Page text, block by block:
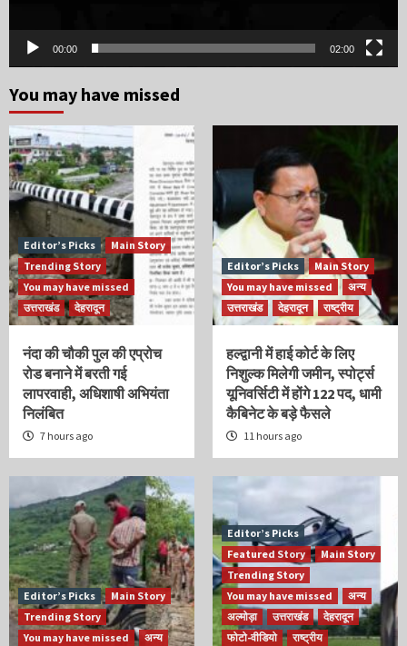
00:00 02:00
You may have missed
Editor’s Picks
Main Story
Trending Story
You may have missed
उत्तराखंड
देहरादून
नंदा की चौकी पुल की एप्रोच
रोड बनाने में बरती गई
लापरवाही, अधिशाषी अभियंता
निलंबित
7 hours ago
Editor’s Picks
Main Story
You may have missed
अन्य
उत्तराखंड
देहरादून राष्ट्रीय
हल्द्वानी में हाई कोर्ट के लिए
निशुल्क मिलेगी जमीन, स्पोर्ट्स
यूनिवर्सिटी में होंगे 122 पद, धामी
कैबिनेट के बड़े फैसले
11 hours ago
Editor’s Picks
Main Story
Trending Story
You may have missed
अन्य
Editor’s Picks
Featured Story
Main Story
Trending Story
You may have missed
अन्य
अल्मोड़ा
उत्तराखंड
देहरादून
फोटो-वीडियो
राष्ट्रीय